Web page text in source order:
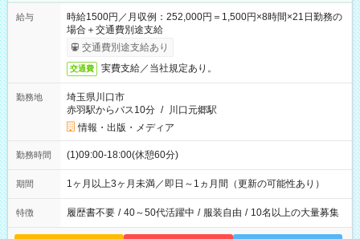
給与
時給1500円／月収例：252,000円＝1,500円×8時間×21日勤務の
場合＋交通費別途支給
交通費別途支給あり
交通費 実費支給／当社規定あり。
勤務地
埼玉県川口市
赤羽駅からバス10分 / 川口元郷駅
情報・出版・メディア
勤務時間 (1)09:00-18:00(休憩60分)
期間 1ヶ月以上3ヶ月未満／即日～1ヵ月間（更新の可能性あり）
特徴 履歴書不要 / 40～50代活躍中 / 服装自由 / 10名以上の大量募集